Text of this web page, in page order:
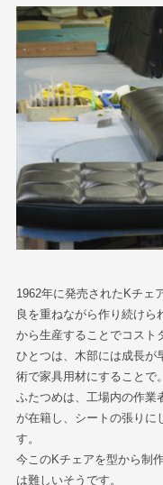
1962年に発売されたKチェ
良を重ねながら作り続けら
から生産することでコスト
ひとつは、木部には成長が
術で家具用材にすることで。
ふたつめは、工場内の作業
が在籍し、シートの張りに
す。
今このKチェアを型から制
は難しいそうです。